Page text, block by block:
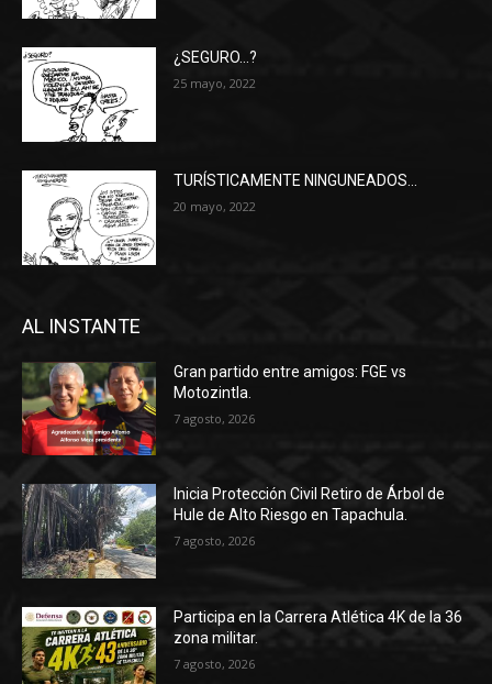
¿SEGURO…?
25 mayo, 2022
TURÍSTICAMENTE NINGUNEADOS…
20 mayo, 2022
AL INSTANTE
Gran partido entre amigos: FGE vs
Motozintla.
7 agosto, 2026
Inicia Protección Civil Retiro de Árbol de
Hule de Alto Riesgo en Tapachula.
7 agosto, 2026
Participa en la Carrera Atlética 4K de la 36
zona militar.
7 agosto, 2026